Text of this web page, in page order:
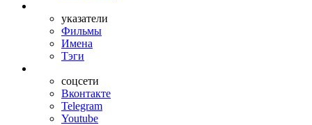
указатели
Фильмы
Имена
Тэги
соцсети
Вконтакте
Telegram
Youtube